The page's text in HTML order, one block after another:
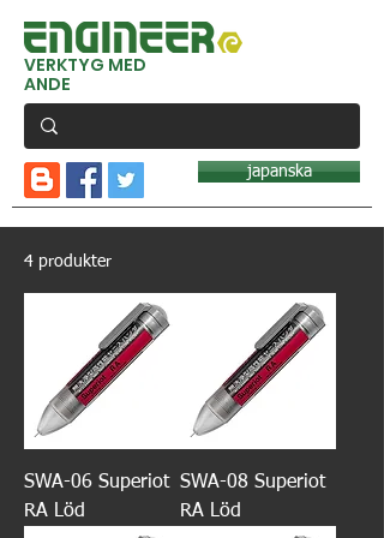
VERKTYG MED
ANDE
japanska
4 produkter
SWA-06 Superiot
RA Löd
SWA-08 Superiot
RA Löd